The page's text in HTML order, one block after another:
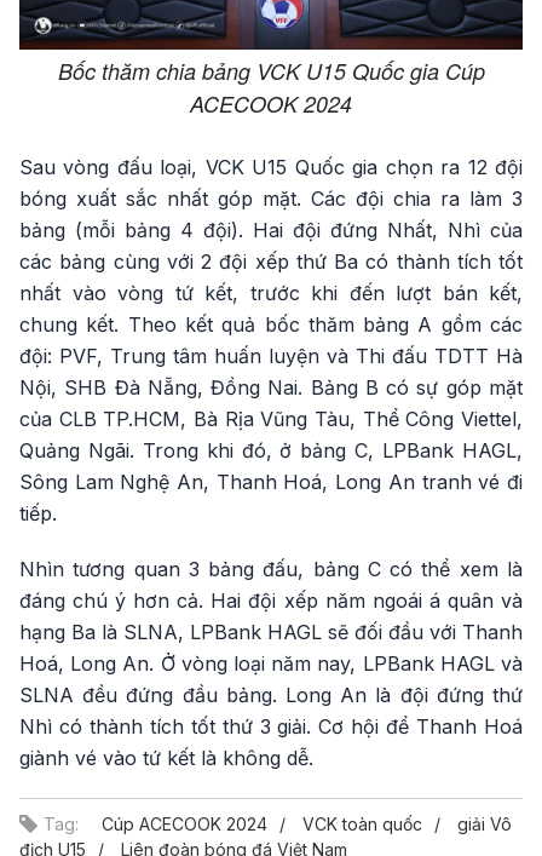
Bốc thăm chia bảng VCK U15 Quốc gia Cúp
ACECOOK 2024
Sau vòng đấu loại, VCK U15 Quốc gia chọn ra 12 đội
bóng xuất sắc nhất góp mặt. Các đội chia ra làm 3
bảng (mỗi bảng 4 đội). Hai đội đứng Nhất, Nhì của
các bảng cùng với 2 đội xếp thứ Ba có thành tích tốt
nhất vào vòng tứ kết, trước khi đến lượt bán kết,
chung kết. Theo kết quả bốc thăm bảng A gồm các
đội: PVF, Trung tâm huấn luyện và Thi đấu TDTT Hà
Nội, SHB Đà Nẵng, Đồng Nai. Bảng B có sự góp mặt
của CLB TP.HCM, Bà Rịa Vũng Tàu, Thể Công Viettel,
Quảng Ngãi. Trong khi đó, ở bảng C, LPBank HAGL,
Sông Lam Nghệ An, Thanh Hoá, Long An tranh vé đi
tiếp.
Nhìn tương quan 3 bảng đấu, bảng C có thể xem là
đáng chú ý hơn cả. Hai đội xếp năm ngoái á quân và
hạng Ba là SLNA, LPBank HAGL sẽ đối đầu với Thanh
Hoá, Long An. Ở vòng loại năm nay, LPBank HAGL và
SLNA đều đứng đầu bảng. Long An là đội đứng thứ
Nhì có thành tích tốt thứ 3 giải. Cơ hội để Thanh Hoá
giành vé vào tứ kết là không dễ.
Tag: Cúp ACECOOK 2024 VCK toàn quốc
giải Vô
địch U15
Liên đoàn bóng đá Việt Nam